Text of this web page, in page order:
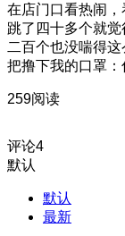
在店门口看热闹
跳了四十多个就
二百个也没喘得
把撸下我的口罩
259阅读
评论4
默认
默认
最新